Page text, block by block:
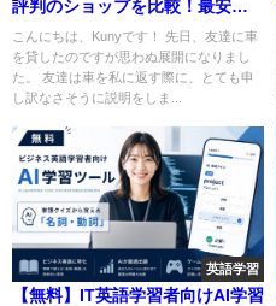
評判のショップを比較！最安で
傷を直せる板金・塗装屋さんは
どこか？
こんにちは、Kunyです！ 先日、友達に車
を貸したのですが思わぬ展開になりまし
た。 友達は車を私に返す際に、とても申
し訳なさそうに説明をしま...
英語学習
【無料】IT英語学習者向けAI学習